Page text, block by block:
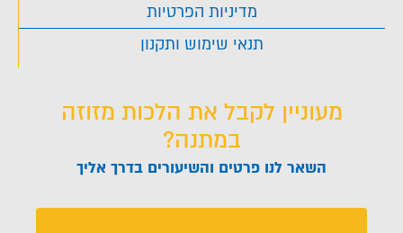
מדיניות הפרטיות
תנאי שימוש ותקנון
מעוניין לקבל את הלכות מזוזה
במתנה?
השאר לנו פרטים והשיעורים בדרך אליך